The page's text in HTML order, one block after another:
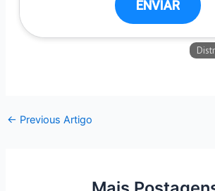
← Previous Artigo